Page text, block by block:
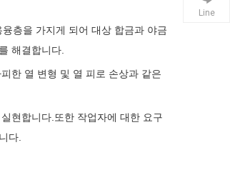
층을 가지게 되어 대상 합금과 야금
해결합니다.
한 열 변형 및 열 피로 손상과 같은
현합니다.또한 작업자에 대한 요구
다.
Line